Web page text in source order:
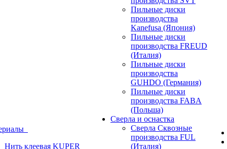
Нить клеевая KUPER
Пильные диски
производства
Kanefusa (Япония)
Пильные диски
производства FREUD
(Италия)
Пильные диски
производства
GUHDO (Германия)
Пильные диски
производства FABA
(Польша)
Сверла и оснастка
Сверла Сквозные
производства FUL
(Италия)